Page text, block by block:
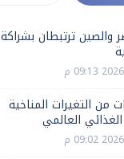
والصين ترتبطان بشراكة
من التغيرات المناخية
العالمي